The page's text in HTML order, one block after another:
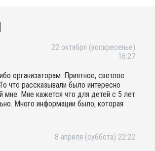
22 октября (воскресенье)
16:27
организаторам. Приятное, светлое
что рассказывали было интересно
мне. Мне кажется что для детей с 5 лет
Много информации было, которая
форме. Но и для двухлетнего
8 апреля (суббота) 22:22